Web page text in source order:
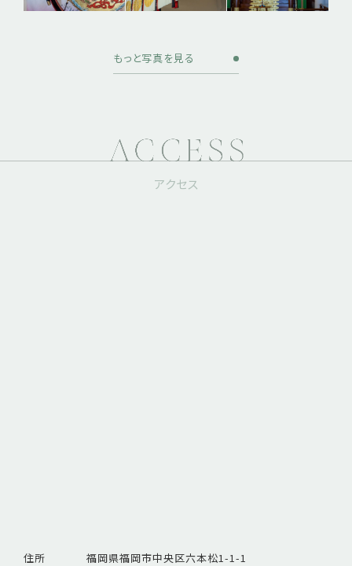
もっと写真を見る
アクセス
住所
福岡県福岡市中央区六本松1-1-1